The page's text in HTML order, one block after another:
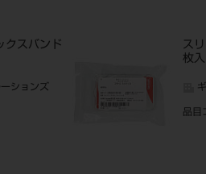
クスバンド
ションズ
ス
枚入
品目